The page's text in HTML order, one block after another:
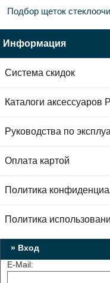
Подбор щеток
Информация
Система скидок
Каталоги аксессуаров
Руководства по
Оплата картой
Политика
Политика
» Вход
E-Mail: